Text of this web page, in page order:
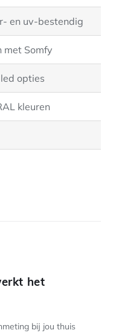
en uv-bestendig
met Somfy
opties
kleuren
het
bij jou thuis